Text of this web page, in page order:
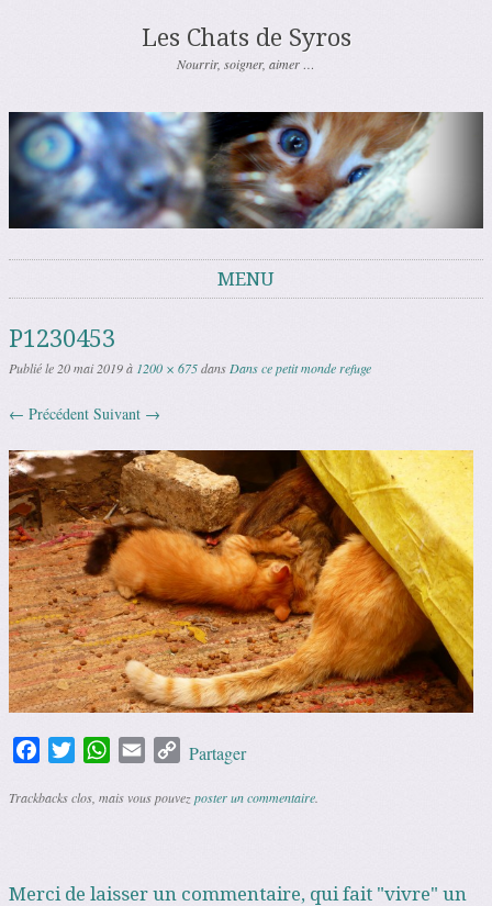
Les Chats de Syros
Nourrir, soigner, aimer …
MENU
P1230453
Publié le20 mai 2019à 1200 × 675dansDans ce petit monde refuge
← Précédent Suivant →
FacebookTwitterWhatsApp
Email Copy
Partager
Trackbacks clos, mais vous pouvezposter un commentaire
Merci de laisser un commentaire, qui fait "vivre" un